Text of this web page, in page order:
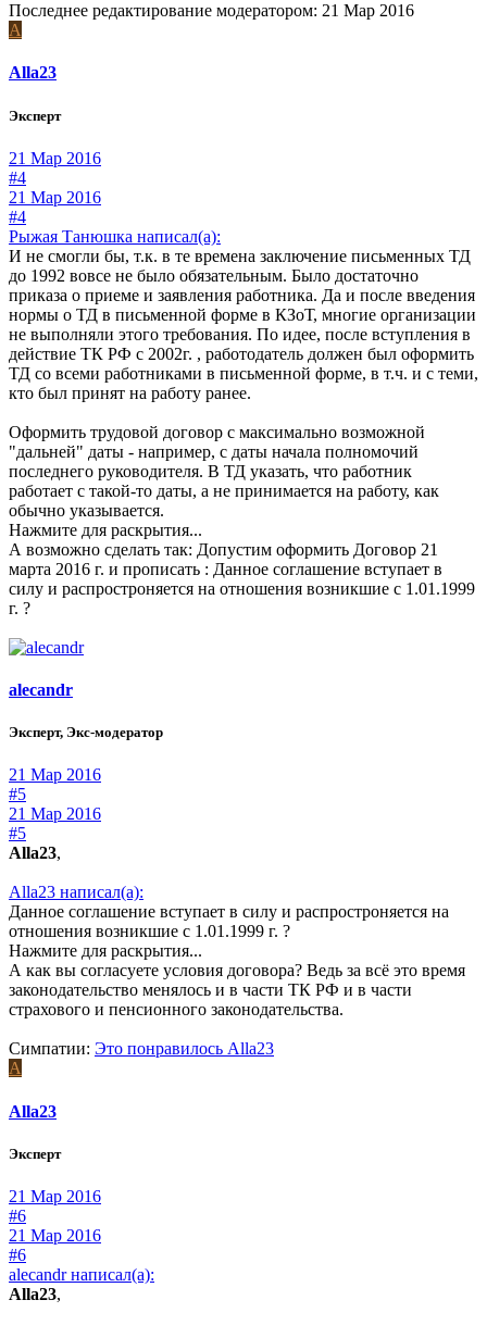
Последнее редактирование модератором: 21 Мар 2016
A
Alla23
Эксперт
21 Мар 2016
#4
21 Мар 2016
#4
Рыжая Танюшка написал(а):
И не смогли бы, т.к. в те времена заключение письменных ТД
до 1992 вовсе не было обязательным. Было достаточно
приказа о приеме и заявления работника. Да и после введения
нормы о ТД в письменной форме в КЗоТ, многие организации
не выполняли этого требования. По идее, после вступления в
действие ТК РФ с 2002г. , работодатель должен был оформить
ТД со всеми работниками в письменной форме, в т.ч. и с теми,
кто был принят на работу ранее.
Оформить трудовой договор с максимально возможной
"дальней" даты - например, с даты начала полномочий
последнего руководителя. В ТД указать, что работник
работает с такой-то даты, а не принимается на работу, как
обычно указывается.
Нажмите для раскрытия...
А возможно сделать так: Допустим оформить Договор 21
марта 2016 г. и прописать : Данное соглашение вступает в
силу и распростроняется на отношения возникшие с 1.01.1999
г. ?
alecandr
Эксперт, Экс-модератор
21 Мар 2016
#5
21 Мар 2016
#5
Alla23,
Alla23 написал(а):
Данное соглашение вступает в силу и распростроняется на
отношения возникшие с 1.01.1999 г. ?
Нажмите для раскрытия...
А как вы согласуете условия договора? Ведь за всё это время
законодательство менялось и в части ТК РФ и в части
страхового и пенсионного законодательства.
Симпатии: Это понравилось Alla23
A
Alla23
Эксперт
21 Мар 2016
#6
21 Мар 2016
#6
alecandr написал(а):
Alla23,